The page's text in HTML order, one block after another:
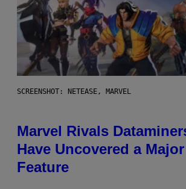
SCREENSHOT: NETEASE, MARVEL
Marvel Rivals
Have Uncovered a
Feature